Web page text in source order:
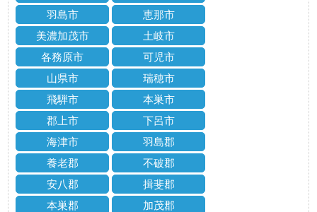
羽島市
恵那市
美濃加茂市
土岐市
各務原市
可児市
山県市
瑞穂市
飛騨市
本巣市
郡上市
下呂市
海津市
羽島郡
養老郡
不破郡
安八郡
揖斐郡
本巣郡
加茂郡